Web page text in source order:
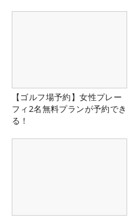
【ゴルフ場予約】女性プレー
フィ2名無料プランが予約でき
る！